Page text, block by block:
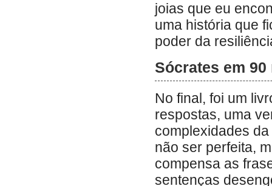
joias que eu
uma história que
poder da
Sócrates em
No final, foi um
respostas, uma
complexidades
não ser perfeita,
compensa as
sentenças